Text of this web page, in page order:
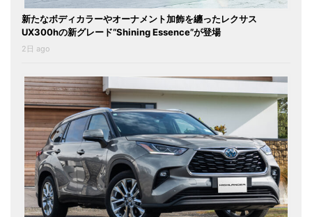
新たなボディカラーやオーナメント加飾を纏ったレクサス
UX300hの新グレード“Shining Essence”が登場
2日 ago